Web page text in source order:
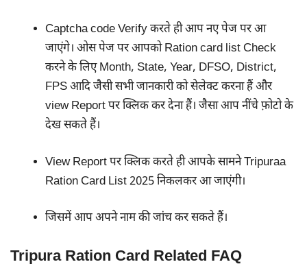
Captcha code Verify करते ही आप नए पेज पर आ
जाएंगे। ओस पेज पर आपको Ration card list Check
करने के लिए Month, State, Year, DFSO, District,
FPS आदि जैसी सभी जानकारी को सेलेक्ट करना हैं और
view Report पर क्लिक कर देना हैं। जैसा आप नींचे फ़ोटो के
देख सकते हैं।
View Report पर क्लिक करते ही आपके सामने Tripuraa
Ration Card List 2025 निकलकर आ जाएंगी।
जिसमें आप अपने नाम की जांच कर सकते हैं।
Tripura Ration Card Related FAQ